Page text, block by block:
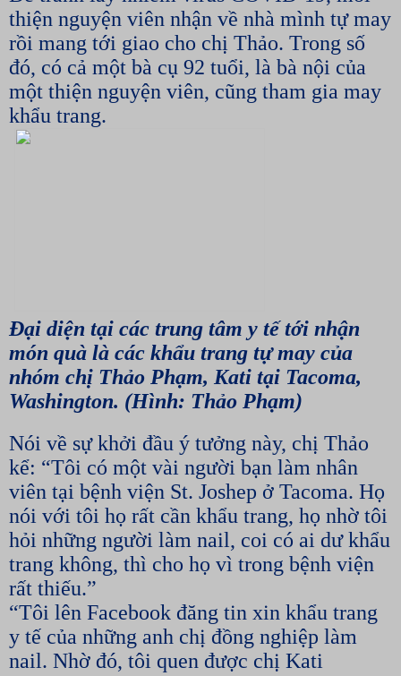
thiện nguyện viên nhận về nhà mình tự may
rồi mang tới giao cho chị Thảo. Trong số
đó, có cả một bà cụ 92 tuổi, là bà nội của
một thiện nguyện viên, cũng tham gia may
khẩu trang.
Đại diện tại các trung tâm y tế tới nhận
món quà là các khẩu trang tự may của
nhóm chị Thảo Phạm, Kati tại Tacoma,
Washington. (Hình: Thảo Phạm)
Nói về sự khởi đầu ý tưởng này, chị Thảo
kể: “Tôi có một vài người bạn làm nhân
viên tại bệnh viện St. Joshep ở Tacoma. Họ
nói với tôi họ rất cần khẩu trang, họ nhờ tôi
hỏi những người làm nail, coi có ai dư khẩu
trang không, thì cho họ vì trong bệnh viện
rất thiếu.”
“Tôi lên Facebook đăng tin xin khẩu trang
y tế của những anh chị đồng nghiệp làm
nail. Nhờ đó, tôi quen được chị Kati